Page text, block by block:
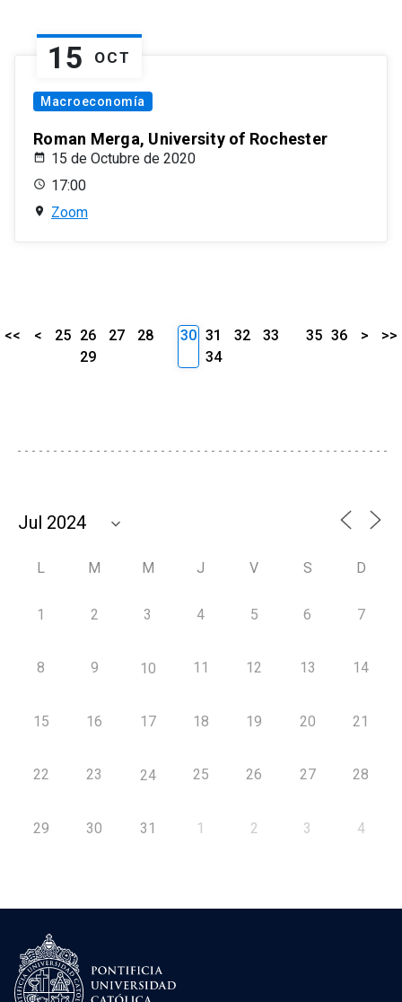
15 OCT
Macroeconomía
Roman Merga, University of Rochester
15 de Octubre de 2020
17:00
Zoom
<< < 25 26 27
28
29
30 31 32
33
34
35 36 > >>
L M M J V S D
1 2 3 4 5 6 7
8 9 10 11 12 13 14
15 16 17 18 19 20 21
22 23 24 25 26 27 28
29 30 31 1 2 3 4